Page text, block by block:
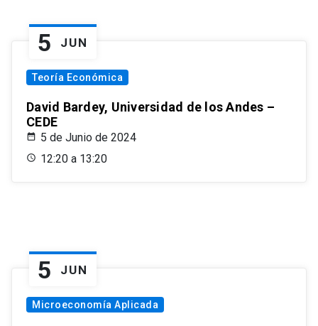
5 JUN
Teoría Económica
David Bardey, Universidad de los Andes –
CEDE
5 de Junio de 2024
12:20 a 13:20
5 JUN
Microeconomía Aplicada